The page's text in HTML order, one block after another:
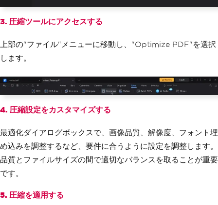
3. 圧縮ツールにアクセスする
上部の"ファイル"メニューに移動し、"Optimize PDF"を選択
します。
4. 圧縮設定をカスタマイズする
最適化ダイアログボックスで、画像品質、解像度、フォント埋
め込みを調整するなど、要件に合うように設定を調整します。
品質とファイルサイズの間で適切なバランスを取ることが重要
です。
5. 圧縮を適用する